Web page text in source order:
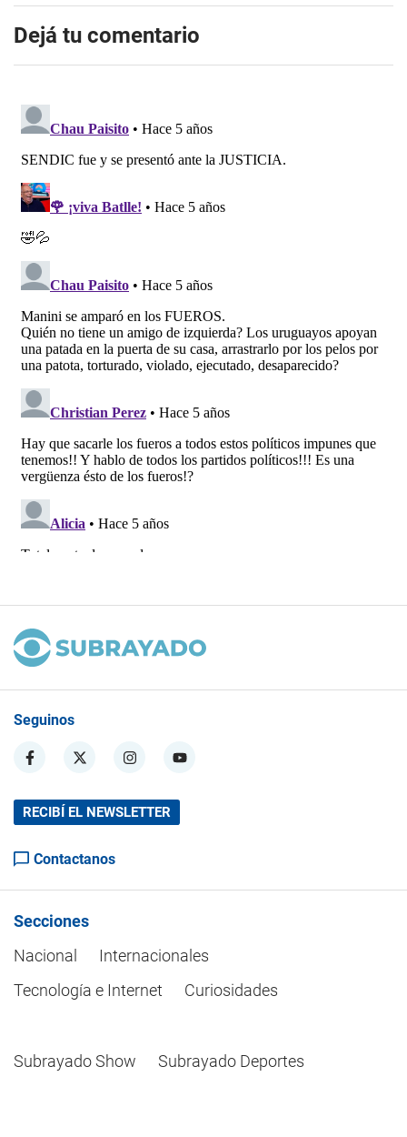
Dejá tu comentario
Seguinos
RECIBÍ EL NEWSLETTER
Contactanos
Secciones
Nacional
Internacionales
Tecnología e Internet
Curiosidades
Subrayado Show Subrayado Deportes